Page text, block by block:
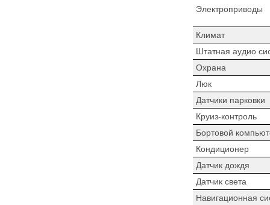
Электроприводы
Климат
Штатная аудио
Охрана
Люк
Датчики парковки
Круиз-контроль
Бортовой
Кондиционер
Датчик дождя
Датчик света
Навигационная